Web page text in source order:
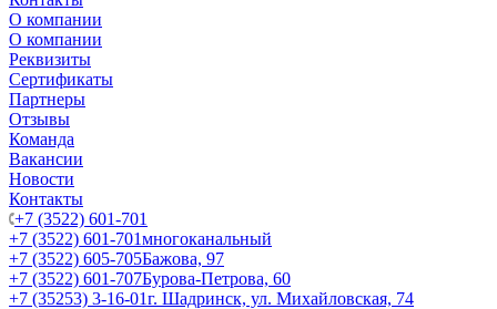
О компании
О компании
Реквизиты
Сертификаты
Партнеры
Отзывы
Команда
Вакансии
Новости
Контакты
+7 (3522) 601-701
+7 (3522) 601-701многоканальный
+7 (3522) 605-705Бажова, 97
+7 (3522) 601-707Бурова-Петрова, 60
+7 (35253) 3-16-01г. Шадринск, ул. Михайловская, 74